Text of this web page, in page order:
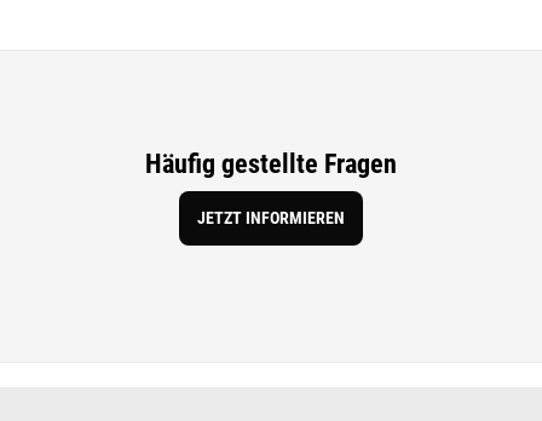
Häufig gestellte Fragen
JETZT INFORMIEREN